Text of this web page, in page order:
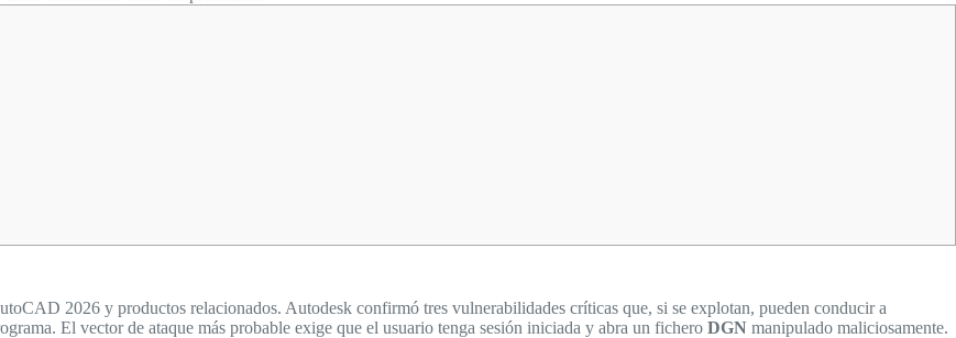
2026 y productos relacionados. Autodesk confirmó tres vulnerabilidades críticas que, si se explotan, pueden conducir a
El vector de ataque más probable exige que el usuario tenga sesión iniciada y abra un fichero DGN manipulado maliciosamente.